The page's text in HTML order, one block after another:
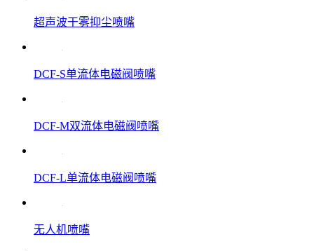
超声波干雾抑尘喷嘴
DCF-S单流体电磁阀喷嘴
DCF-M双流体电磁阀喷嘴
DCF-L单流体电磁阀喷嘴
无人机喷嘴